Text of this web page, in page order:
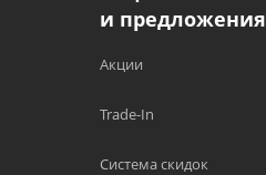
и предложения
Акции
Trade-In
Система скидок